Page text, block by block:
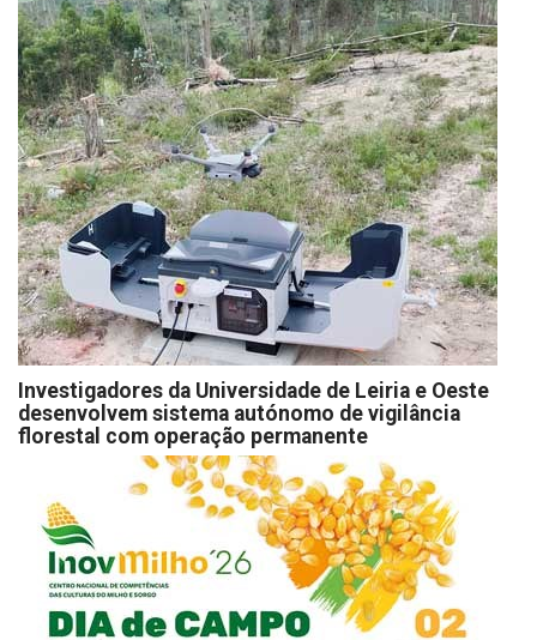
Investigadores da Universidade de Leiria e Oeste
desenvolvem sistema autónomo de vigilância
florestal com operação permanente